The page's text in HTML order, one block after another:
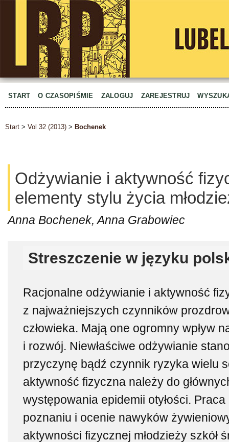
START O CZASOPIŚMIE ZALOGUJ ZAREJESTRUJ
Start > Vol 32 (2013) > Bochenek
Odżywianie i aktywność
elementy stylu życia
Anna Bochenek, Anna Grabowiec
Streszczenie w języku
Racjonalne odżywianie i aktywność
z najważniejszych czynników
człowieka. Mają one ogromny wpływ
i rozwój. Niewłaściwe odżywianie
przyczynę bądź czynnik ryzyka wielu
aktywność fizyczna należy do
występowania epidemii otyłości.
poznaniu i ocenie nawyków
aktywności fizycznej młodzieży szkół